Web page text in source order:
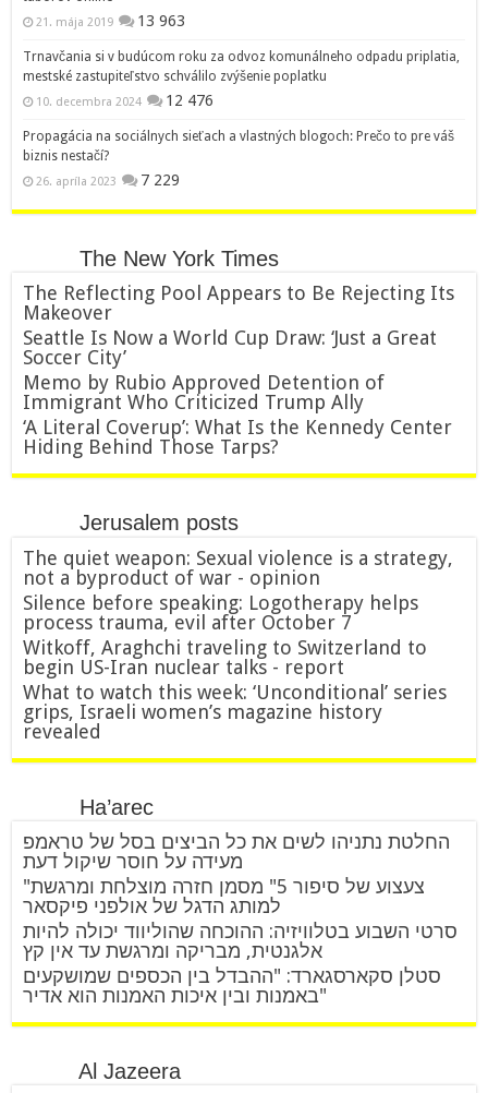
21. mája 2019 13 963
Trnavčania si v budúcom roku za odvoz komunálneho odpadu priplatia,
mestské zastupiteľstvo schválilo zvýšenie poplatku
10. decembra 2024 12 476
Propagácia na sociálnych sieťach a vlastných blogoch: Prečo to pre váš
biznis nestačí?
26. apríla 2023 7 229
The New York Times
The Reflecting Pool Appears to Be Rejecting Its
Makeover
Seattle Is Now a World Cup Draw: ‘Just a Great
Soccer City’
Memo by Rubio Approved Detention of
Immigrant Who Criticized Trump Ally
‘A Literal Coverup’: What Is the Kennedy Center
Hiding Behind Those Tarps?
Jerusalem posts
The quiet weapon: Sexual violence is a strategy,
not a byproduct of war - opinion
Silence before speaking: Logotherapy helps
process trauma, evil after October 7
Witkoff, Araghchi traveling to Switzerland to
begin US-Iran nuclear talks - report
What to watch this week: ‘Unconditional’ series
grips, Israeli women’s magazine history
revealed
Ha’arec
החלטת נתניהו לשים את כל הביצים בסל של טראמפ
מעידה על חוסר שיקול דעת
"צעצוע של סיפור 5" מסמן חזרה מוצלחת ומרגשת
למותג הדגל של אולפני פיקסאר
סרטי השבוע בטלוויזיה: ההוכחה שהוליווד יכולה להיות
אלגנטית, מבריקה ומרגשת עד אין קץ
סטלן סקארסגארד: "ההבדל בין הכספים שמושקעים
באמנות ובין איכות האמנות הוא אדיר"
Al Jazeera